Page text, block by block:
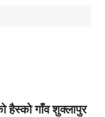
हैस्को गाँव शुक्लापुर